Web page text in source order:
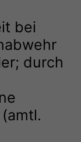
bei
durch